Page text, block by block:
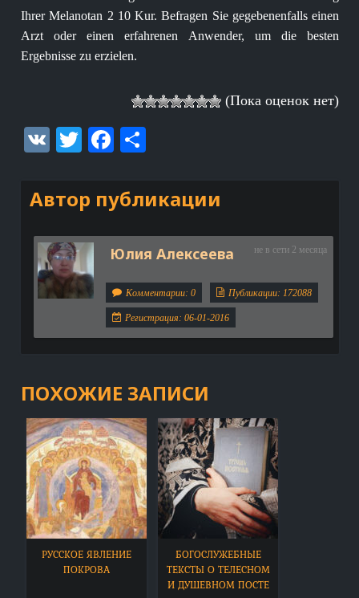
Ihrer Melanotan 2 10 Kur. Befragen Sie gegebenenfalls einen
Arzt oder einen erfahrenen Anwender, um die besten
Ergebnisse zu erzielen.
(Пока оценок нет)
VK TwitterFacebook
Автор публикации
не в сети 2 месяца
Юлия Алексеева
Комментарии: 0 Публикации: 172088
Регистрация: 06-01-2016
ПОХОЖИЕ ЗАПИСИ
РУССКОЕ ЯВЛЕНИЕ
ПОКРОВА
БОГОСЛУЖЕБНЫЕ
ТЕКСТЫ О ТЕЛЕСНОМ
И ДУШЕВНОМ ПОСТЕ